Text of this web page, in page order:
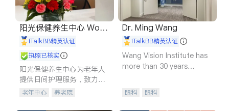
阳光保健养生中心 World
shine
iTalkBB精英认证
执照已核实
阳光保健养生中心为老年人
提供日间护理服务，致力于
通过持续的护理创新来有效
老年中心 养老院
Dr. Ming Wang
iTalkBB精英认证
Wang Vision Institute has
more than 30 years
眼科 眼科